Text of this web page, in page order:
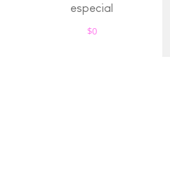
especial
$0